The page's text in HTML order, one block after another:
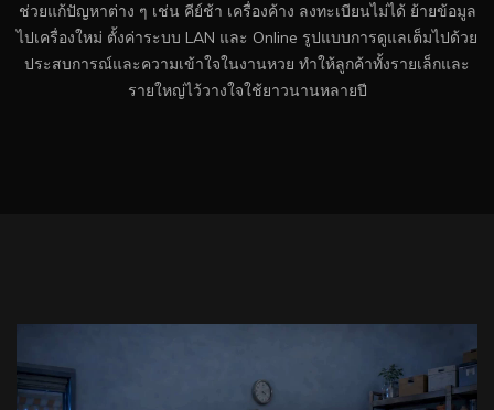
ช่วยแก้ปัญหาต่าง ๆ เช่น คีย์ช้า เครื่องค้าง ลงทะเบียนไม่ได้ ย้ายข้อมูล
ไปเครื่องใหม่ ตั้งค่าระบบ LAN และ Online รูปแบบการดูแลเต็มไปด้วย
ประสบการณ์และความเข้าใจในงานหวย ทำให้ลูกค้าทั้งรายเล็กและ
รายใหญ่ไว้วางใจใช้ยาวนานหลายปี